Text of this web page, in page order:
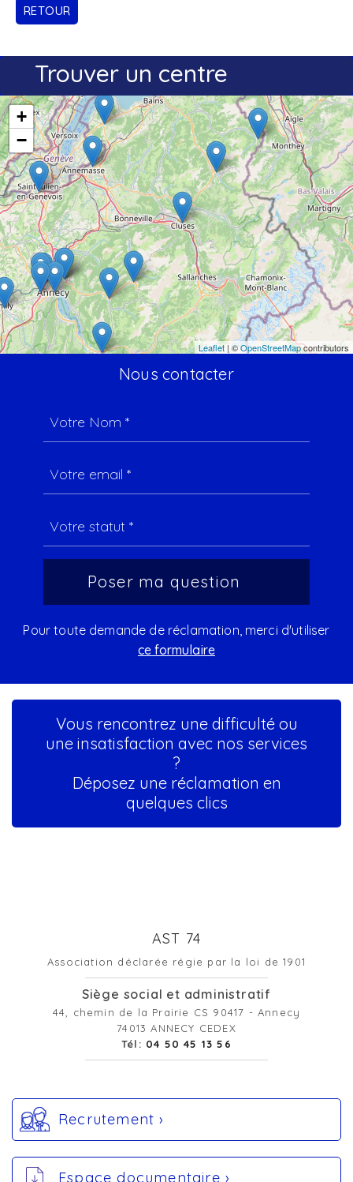
RETOUR
Trouver un centre
+
−
Leaflet | ©OpenStreetMapcontributors
Nous contacter
Pour toute demande de réclamation, merci d'utiliser
ce formulaire
Vous rencontrez une difficulté ou
une insatisfaction avec nos services
?
Déposez une réclamation en
quelques clics
AST 74
Association déclarée régie par la loi de 1901
Siège social et administratif
44, chemin de la Prairie CS 90417 - Annecy
74013 ANNECY CEDEX
Tél: 04 50 45 13 56
Recrutement ›
Espace documentaire ›